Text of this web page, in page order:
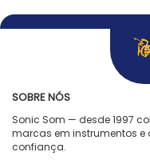
SOBRE NÓS
Sonic Som — desde 1997
marcas em instrumentos
confiança.